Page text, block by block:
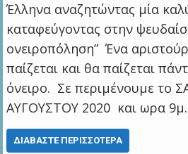
Έλληνα αναζητώντας μία
καταφεύγοντας στην
ονειροπόληση” Ένα
παίζεται και θα παίζεται
όνειρο. Σε περιμένουμε το
ΑΥΓΟΥΣΤΟΥ 2020 και ωρα
ΔΙΑΒΆΣΤΕ ΠΕΡΙΣΣΌΤΕΡΑ